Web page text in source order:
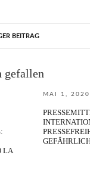
BEITRAG
gefallen
LA
MAI 1, 2020